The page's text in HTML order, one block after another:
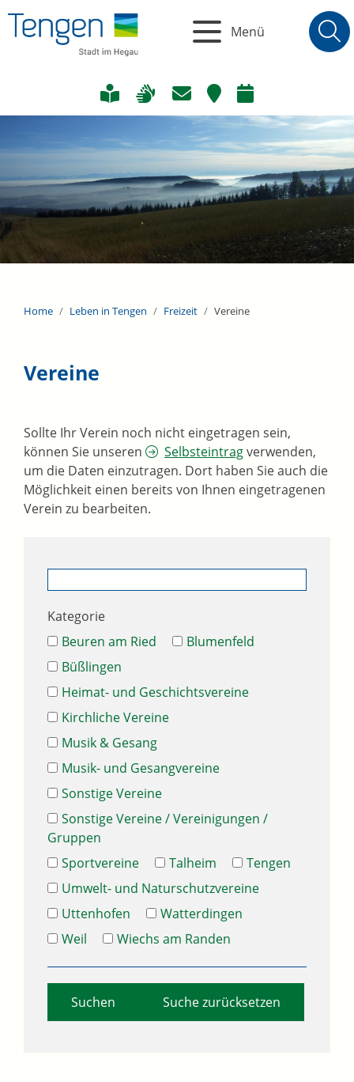
Menü
Home Leben in Tengen Freizeit Vereine
Vereine
Sollte Ihr Verein noch nicht eingetragen sein,
können Sie unseren
Selbsteintragverwenden,
um die Daten einzutragen. Dort haben Sie auch die
Möglichkeit einen bereits von Ihnen eingetragenen
Verein zu bearbeiten.
Kategorie
Beuren am Ried
Blumenfeld
Büßlingen
Heimat- und Geschichtsvereine
Kirchliche Vereine
Musik & Gesang
Musik- und Gesangvereine
Sonstige Vereine
Sonstige Vereine / Vereinigungen /
Gruppen
Sportvereine
Talheim
Tengen
Umwelt- und Naturschutzvereine
Uttenhofen
Watterdingen
Weil
Wiechs am Randen
Suche zurücksetzen